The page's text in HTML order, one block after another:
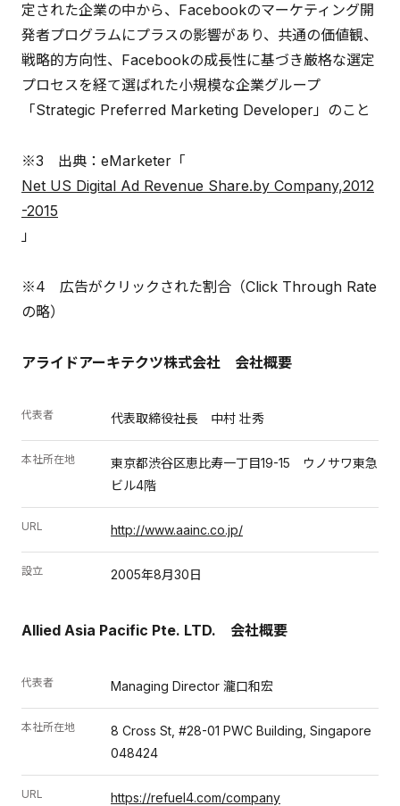
定された企業の中から、Facebookのマーケティング開
発者プログラムにプラスの影響があり、共通の価値観、
戦略的方向性、Facebookの成長性に基づき厳格な選定
プロセスを経て選ばれた小規模な企業グループ
「Strategic Preferred Marketing Developer」のこと
※3 出典：eMarketer「
Net US Digital Ad Revenue Share.by Company,2012
-2015
」
※4 広告がクリックされた割合（Click Through Rate
の略）
アライドアーキテクツ株式会社 会社概要
代表者 代表取締役社長 中村 壮秀
本社所在地
東京都渋谷区恵比寿一丁目19-15 ウノサワ東急
ビル4階
URL http://www.aainc.co.jp/
設立 2005年8月30日
Allied Asia Pacific Pte. LTD. 会社概要
代表者 Managing Director 瀧口和宏
本社所在地
8 Cross St, #28-01 PWC Building, Singapore
048424
URL https://refuel4.com/company